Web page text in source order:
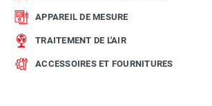
APPAREIL DE MESURE
TRAITEMENT DE L'AIR
ACCESSOIRES ET FOURNITURES